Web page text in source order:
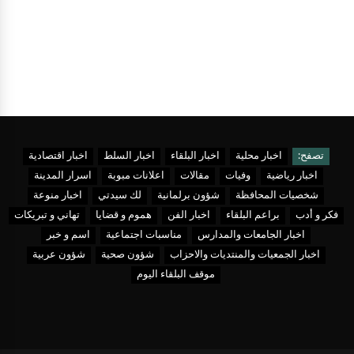
تصفح: اخبار محلية اخبار البلقاء اخبار السلط
اخبار اقتصادية
اخبار رياضية
وفيات مقالات اعلانات مبوبة
اسرار المدينة
شخصيات المحافظة
شؤون برلمانية لك سيدتي
اخبار منوعة
فكر و أدب
براعم البلقاء اخبار الفن هموم و قضايا
تهاني و تبريكات
اخبار الجامعات والمدارس
مناسبات اجتماعية
اسم و خبر
اخبار الجمعيات والمنتديات والاحزاب
شؤون صحية
شؤون عربية
موقف البلقاء اليوم